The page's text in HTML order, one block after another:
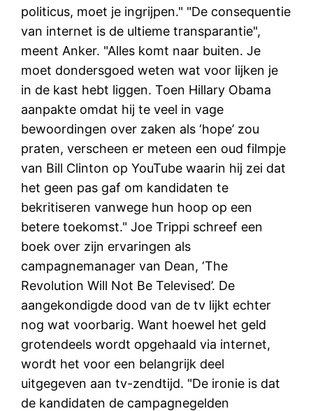
politicus, moet je ingrijpen." "De consequentie
van internet is de ultieme transparantie",
meent Anker. "Alles komt naar buiten. Je
moet dondersgoed weten wat voor lijken je
in de kast hebt liggen. Toen Hillary Obama
aanpakte omdat hij te veel in vage
bewoordingen over zaken als ‘hope’ zou
praten, verscheen er meteen een oud filmpje
van Bill Clinton op YouTube waarin hij zei dat
het geen pas gaf om kandidaten te
bekritiseren vanwege hun hoop op een
betere toekomst." Joe Trippi schreef een
boek over zijn ervaringen als
campagnemanager van Dean, ‘The
Revolution Will Not Be Televised’. De
aangekondigde dood van de tv lijkt echter
nog wat voorbarig. Want hoewel het geld
grotendeels wordt opgehaald via internet,
wordt het voor een belangrijk deel
uitgegeven aan tv-zendtijd. "De ironie is dat
de kandidaten de campagnegelden